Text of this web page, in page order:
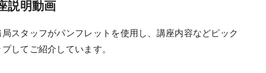
説明動画
局スタッフがパンフレットを使用し、講座内容などピック
プしてご紹介しています。